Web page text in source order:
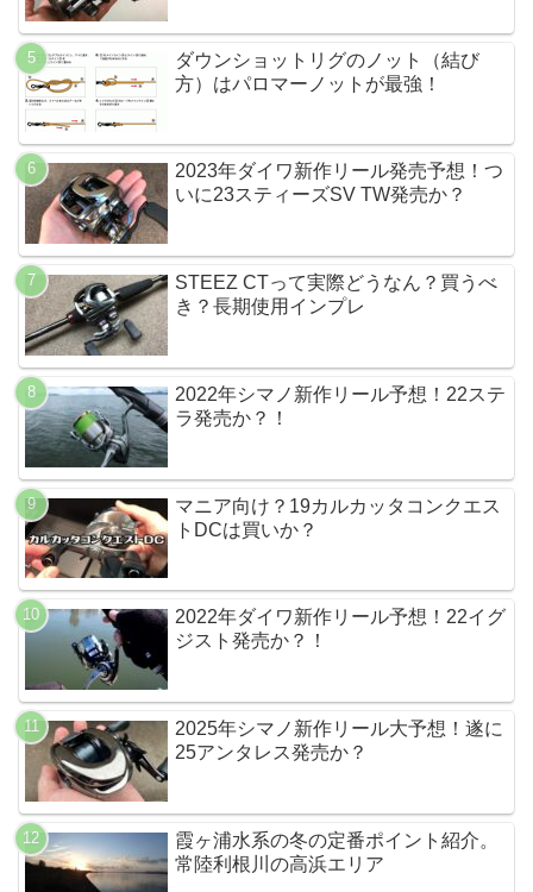
ダウンショットリグのノット（結び
方）はパロマーノットが最強！
2023年ダイワ新作リール発売予想！つ
いに23スティーズSV TW発売か？
STEEZ CTって実際どうなん？買うべ
き？長期使用インプレ
2022年シマノ新作リール予想！22ステ
ラ発売か？！
マニア向け？19カルカッタコンクエス
トDCは買いか？
2022年ダイワ新作リール予想！22イグ
ジスト発売か？！
2025年シマノ新作リール大予想！遂に
25アンタレス発売か？
霞ヶ浦水系の冬の定番ポイント紹介。
常陸利根川の高浜エリア